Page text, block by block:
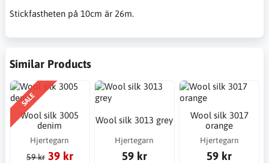
Stickfastheten på 10cm är 26m.
Similar Products
SALE
Wool silk 3005
denim
Hjertegarn
59 kr 39 kr
Wool silk 3013 grey
Hjertegarn
59 kr
Wool silk 3017
orange
Hjertegarn
59 kr